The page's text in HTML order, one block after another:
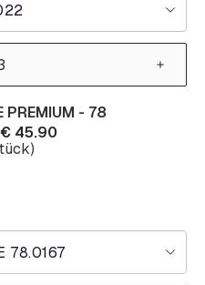
78.0167
PREMIUM - 78
€ 45.90